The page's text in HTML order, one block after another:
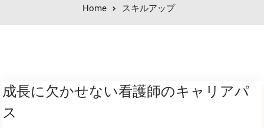
Home スキルアップ
成長に欠かせない看護師のキャリアパ
ス